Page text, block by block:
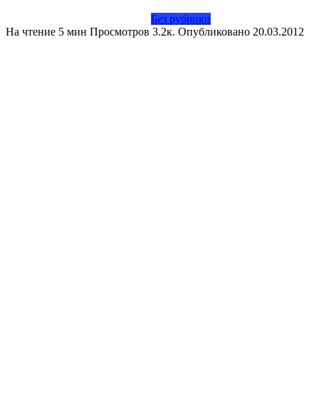
Без рубрики
На чтение 5 мин Просмотров 3.2к. Опубликовано 20.03.2012